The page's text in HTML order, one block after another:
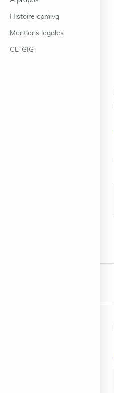
Histoire cpmivg
Mentions legales
CE-GIG